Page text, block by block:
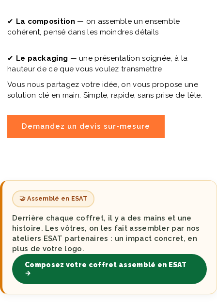
✔ La composition — on assemble un ensemble
cohérent, pensé dans les moindres détails
✔ Le packaging — une présentation soignée, à la
hauteur de ce que vous voulez transmettre
Vous nous partagez votre idée, on vous propose une
solution clé en main. Simple, rapide, sans prise de tête.
Demandez un devis sur-mesure
🤝 Assemblé en ESAT
Derrière chaque coffret, il y a des mains et une
histoire. Les vôtres, on les fait assembler par nos
ateliers ESAT partenaires : un impact concret, en
plus de votre logo.
Composez votre coffret assemblé en ESAT
→